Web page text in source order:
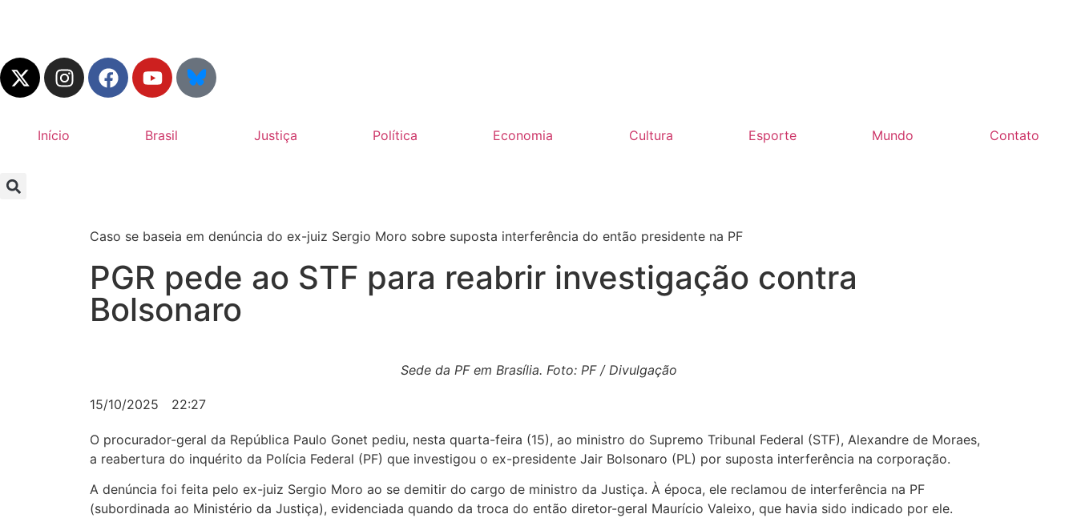
Início Brasil Justiça Política Economia Cultura Esporte Mundo Contato
Caso se baseia em denúncia do ex-juiz Sergio Moro sobre suposta interferência do então presidente na PF
PGR pede ao STF para reabrir investigação contra
Bolsonaro
Sede da PF em Brasília. Foto: PF / Divulgação
15/10/2025 22:27
O procurador-geral da República Paulo Gonet pediu, nesta quarta-feira (15), ao ministro do Supremo Tribunal Federal (STF), Alexandre de Moraes,
a reabertura do inquérito da Polícia Federal (PF) que investigou o ex-presidente Jair Bolsonaro (PL) por suposta interferência na corporação.
A denúncia foi feita pelo ex-juiz Sergio Moro ao se demitir do cargo de ministro da Justiça. À época, ele reclamou de interferência na PF
(subordinada ao Ministério da Justiça), evidenciada quando da troca do então diretor-geral Maurício Valeixo, que havia sido indicado por ele.